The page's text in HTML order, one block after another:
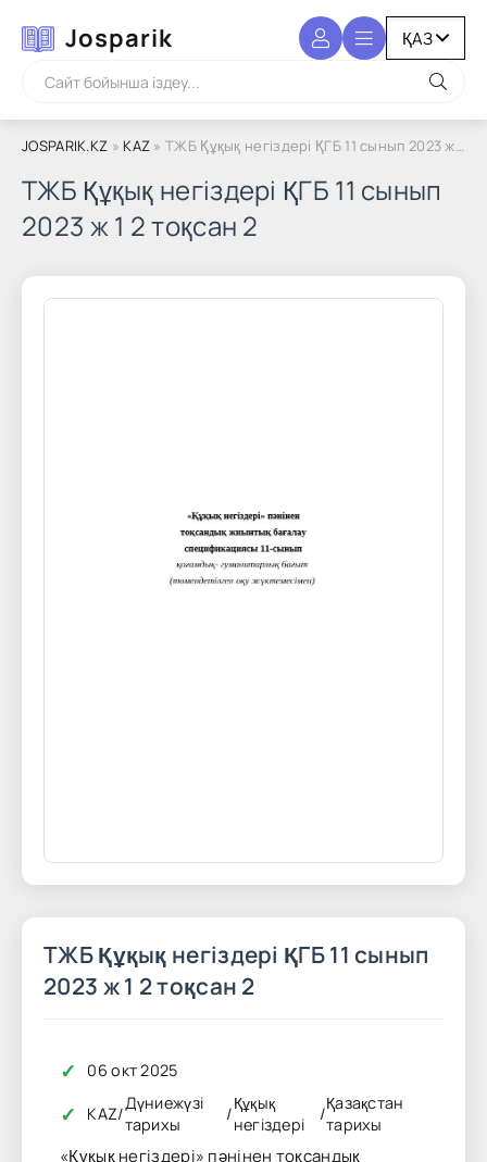
Josparik
JOSPARIK.KZ » KAZ » ТЖБ Құқық негіздері ҚГБ 11 сынып 2023 ж 1 2 тоқсан 2
ТЖБ Құқық негіздері ҚГБ 11 сынып
2023 ж 1 2 тоқсан 2
ТЖБ Құқық негіздері ҚГБ 11 сынып
2023 ж 1 2 тоқсан 2
✓ 06 окт 2025
✓ KAZ/
Дүниежүзі
тарихы
/
Құқық
негіздері
/
Қазақстан
тарихы
«Құқық негіздері» пәнінен тоқсандық